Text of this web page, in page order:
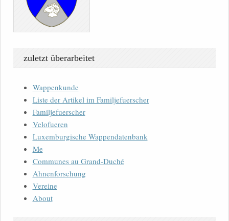
zuletzt überarbeitet
Wappenkunde
Liste der Artikel im Familjefuerscher
Familjefuerscher
Velofueren
Luxemburgische Wappendatenbank
Me
Communes au Grand-Duché
Ahnenforschung
Vereine
About